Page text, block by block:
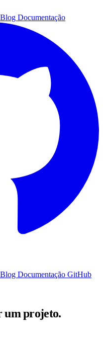
Blog Documentação
Blog Documentação GitHub
um projeto.